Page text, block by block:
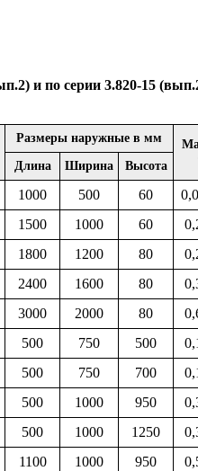
и по серии 3.820-15
Размеры наружные в мм
Длина Ширина Высота
1000 500 60
1500 1000 60
1800 1200 80
2400 1600 80
3000 2000 80
500 750 500
500 750 700
500 1000 950
500 1000 1250
1100 1000 950